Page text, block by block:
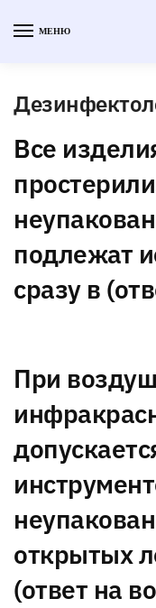
МЕНЮ
Все
подлежат
сразу в
При
открытых
(ответ на